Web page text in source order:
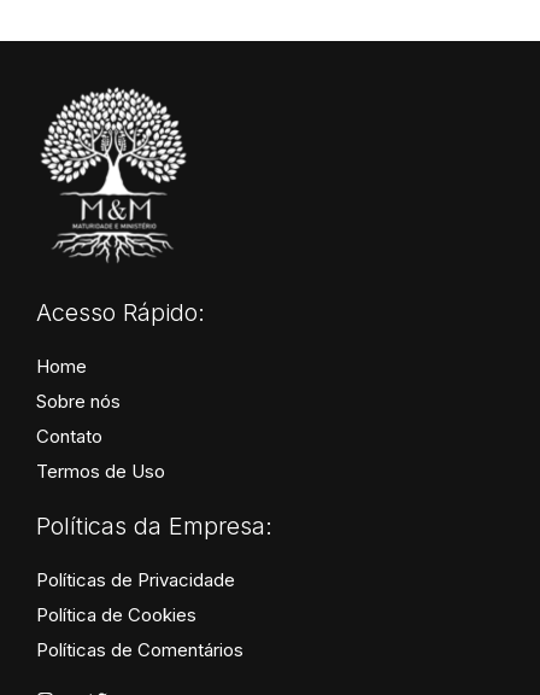
Acesso Rápido:
Home
Sobre nós
Contato
Termos de Uso
Políticas da Empresa:
Políticas de Privacidade
Política de Cookies
Políticas de Comentários